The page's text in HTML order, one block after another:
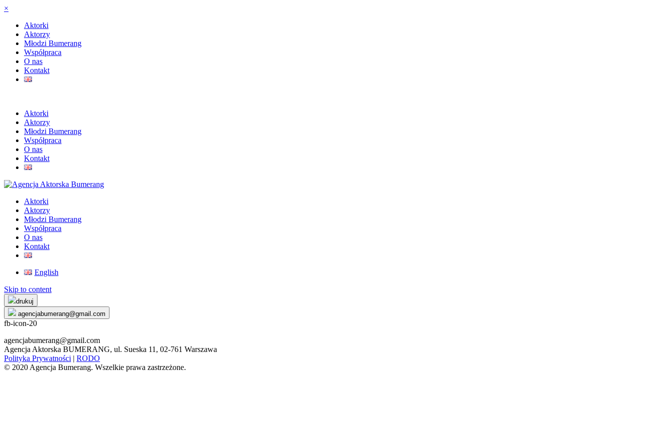
×
Aktorki
Aktorzy
Młodzi Bumerang
Współpraca
O nas
Kontakt
Aktorki
Aktorzy
Młodzi Bumerang
Współpraca
O nas
Kontakt
Aktorki
Aktorzy
Młodzi Bumerang
Współpraca
O nas
Kontakt
English
Skip to content
drukuj
agencjabumerang@gmail.com
fb-icon-20
agencjabumerang@gmail.com
Agencja Aktorska BUMERANG, ul. Sueska 11, 02-761 Warszawa
Polityka Prywatności | RODO
© 2020 Agencja Bumerang. Wszelkie prawa zastrzeżone.